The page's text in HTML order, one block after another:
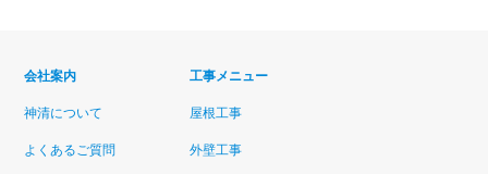
会社案内
神清について
よくあるご質問
工事メニュー
屋根工事
外壁工事